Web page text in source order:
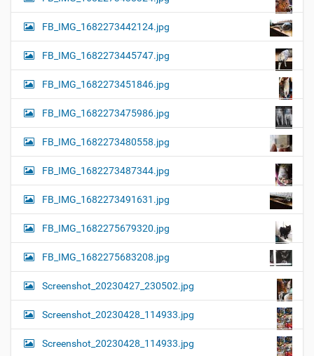
FB_IMG_1682273442124.jpg
FB_IMG_1682273445747.jpg
FB_IMG_1682273451846.jpg
FB_IMG_1682273475986.jpg
FB_IMG_1682273480558.jpg
FB_IMG_1682273487344.jpg
FB_IMG_1682273491631.jpg
FB_IMG_1682275679320.jpg
FB_IMG_1682275683208.jpg
Screenshot_20230427_230502.jpg
Screenshot_20230428_114933.jpg
Screenshot_20230428_114933.jpg